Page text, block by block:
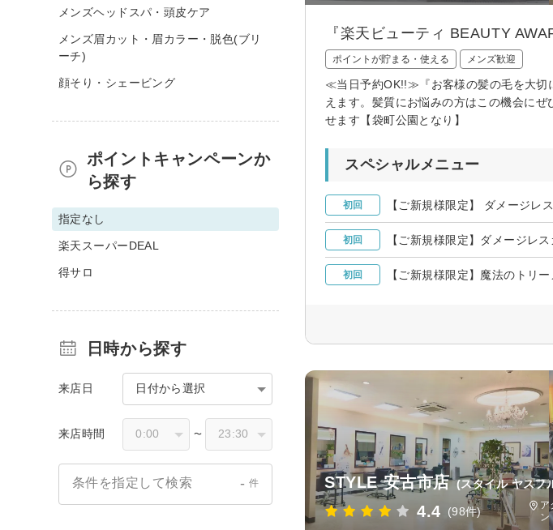
『楽天ビューティ BEAUTY
ポイントが貯まる・使える メンズ歓迎
≪当日予約OK!!≫『お客様の髪の毛を大切
えます。髪質にお悩みの方はこの機会に
せます【袋町公園となり】
スペシャルメニュー
初回 【ご新規様限定】 ダメージレ
初回 【ご新規様限定】ダメージレ
初回 【ご新規様限定】魔法のトリ
STYLE 安古市店 (スタイル ヤスフ
4.4 (98件)
ア
ン
メンズヘッドスパ・頭皮ケア
メンズ眉カット・眉カラー・脱色(ブリ
ーチ)
顔そり・シェービング
ポイントキャンペーンか
ら探す
指定なし
楽天スーパーDEAL
得サロ
日時から探す
来店日 日付から選択
来店時間 〜
条件を指定して検索 - 件